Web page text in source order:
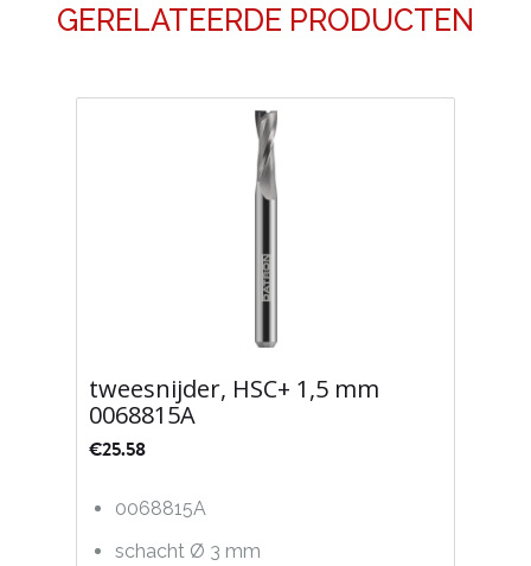
GERELATEERDE PRODUCTEN
tweesnijder, HSC+ 1,5 mm
0068815A
€25.58
0068815A
schacht Ø 3 mm